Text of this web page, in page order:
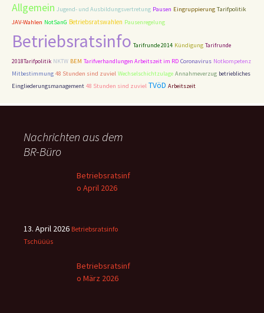
Allgemein Jugend- und Ausbildungsvertretung Pausen Eingruppierung Tarifpolitik
JAV-Wahlen NotSanG Betriebsratswahlen Pausenregelung
Betriebsratsinfo Tarifrunde 2014 Kündigung Tarifrunde
2018Tarifpolitik NKTW BEM Tarifverhandlungen Arbeitszeit im RD Coronavirus Notkompetenz
Mitbestimmung 48 Stunden sind zuviel Wechselschichtzulage Annahmeverzug betriebliches
Eingliederungsmanagement 48 Stunden sind zuviel TVöD Arbeitszeit
Nachrichten aus dem
BR-Büro
Betriebsratsinf
o April 2026
13. April 2026 Betriebsratsinfo
Tschüüüs
Betriebsratsinf
o März 2026